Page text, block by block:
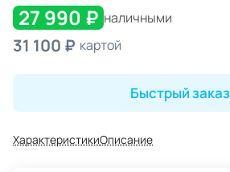
27 990 ₽ наличными
31 100 ₽ картой
Быстрый заказ
ХарактеристикиОписание